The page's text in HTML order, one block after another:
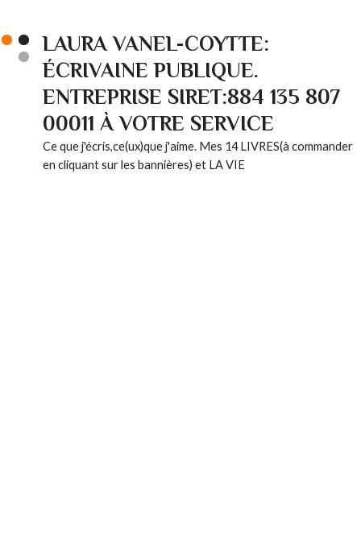
LAURA VANEL-COYTTE:
ÉCRIVAINE PUBLIQUE.
ENTREPRISE SIRET:884 135 807
00011 À VOTRE SERVICE
Ce que j'écris,ce(ux)que j'aime. Mes 14 LIVRES(à commander
en cliquant sur les bannières) et LA VIE